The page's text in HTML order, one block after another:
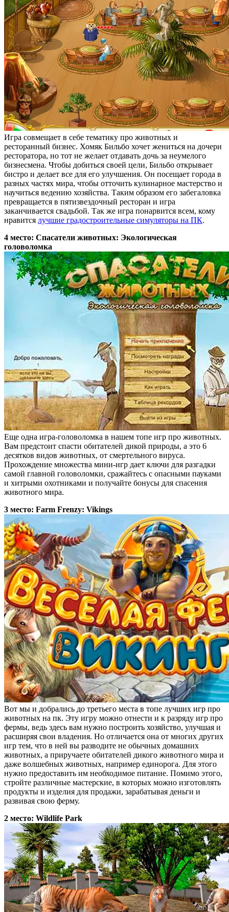
Игра совмещает в себе тематику про животных и
ресторанный бизнес. Хомяк Бильбо хочет жениться на дочери
ресторатора, но тот не желает отдавать дочь за неумелого
бизнесмена. Чтобы добиться своей цели, Бильбо открывает
бистро и делает все для его улучшения. Он посещает города в
разных частях мира, чтобы отточить кулинарное мастерство и
научиться ведению хозяйства. Таким образом его забегаловка
превращается в пятизвездочный ресторан и игра
заканчивается свадьбой. Так же игра понарвится всем, кому
нравится лучшие градостроительные симуляторы на ПК.
4 место: Спасатели животных: Экологическая
головоломка
Еще одна игра-головоломка в нашем топе игр про животных.
Вам предстоит спасти обитателей дикой природы, а это 6
десятков видов животных, от смертельного вируса.
Прохождение множества мини-игр дает ключи для разгадки
самой главной головоломки, сражайтесь с опасными пауками
и хитрыми охотниками и получайте бонусы для спасения
животного мира.
3 место: Farm Frenzy: Vikings
Вот мы и добрались до третьего места в топе лучших игр про
животных на пк. Эту игру можно отнести и к разряду игр про
фермы, ведь здесь вам нужно построить хозяйство, улучшая и
расширяя свои владения. Но отличается она от многих других
игр тем, что в ней вы разводите не обычных домашних
животных, а приручаете обитателей дикого животного мира и
даже волшебных животных, например единорога. Для этого
нужно предоставить им необходимое питание. Помимо этого,
стройте различные мастерские, в которых можно изготовлять
продукты и изделия для продажи, зарабатывая деньги и
развивая свою ферму.
2 место: Wildlife Park